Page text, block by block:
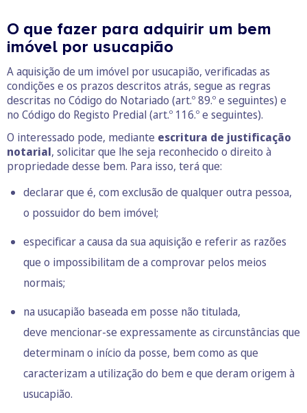
O que fazer para adquirir um bem
imóvel por usucapião
A aquisição de um imóvel por usucapião, verificadas as
condições e os prazos descritos atrás, segue as regras
descritas no Código do Notariado (art.º 89.º e seguintes) e
no Código do Registo Predial (art.º 116.º e seguintes).
O interessado pode, mediante escritura de justificação
notarial, solicitar que lhe seja reconhecido o direito à
propriedade desse bem. Para isso, terá que:
declarar que é, com exclusão de qualquer outra pessoa,
o possuidor do bem imóvel;
especificar a causa da sua aquisição e referir as razões
que o impossibilitam de a comprovar pelos meios
normais;
na usucapião baseada em posse não titulada,
deve mencionar-se expressamente as circunstâncias que
determinam o início da posse, bem como as que
caracterizam a utilização do bem e que deram origem à
usucapião.